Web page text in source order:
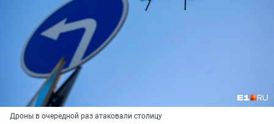
Дроны в очередной раз атаковали столицу